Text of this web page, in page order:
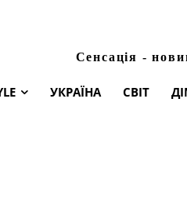
Сенсація -
УКРАЇНА СВІТ